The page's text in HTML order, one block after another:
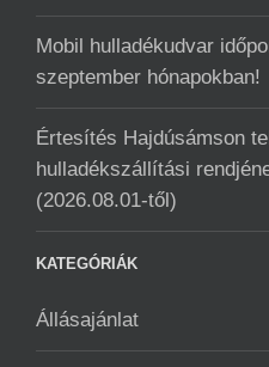
Mobil hulladékudvar
szeptember hónapokban!
Értesítés Hajdúsámson
hulladékszállítási
(2026.08.01-től)
KATEGÓRIÁK
Állásajánlat